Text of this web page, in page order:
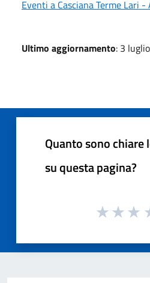
Eventi a Casciana Terme Lari
Ultimo aggiornamento: 3
Quanto sono
su questa pagina?